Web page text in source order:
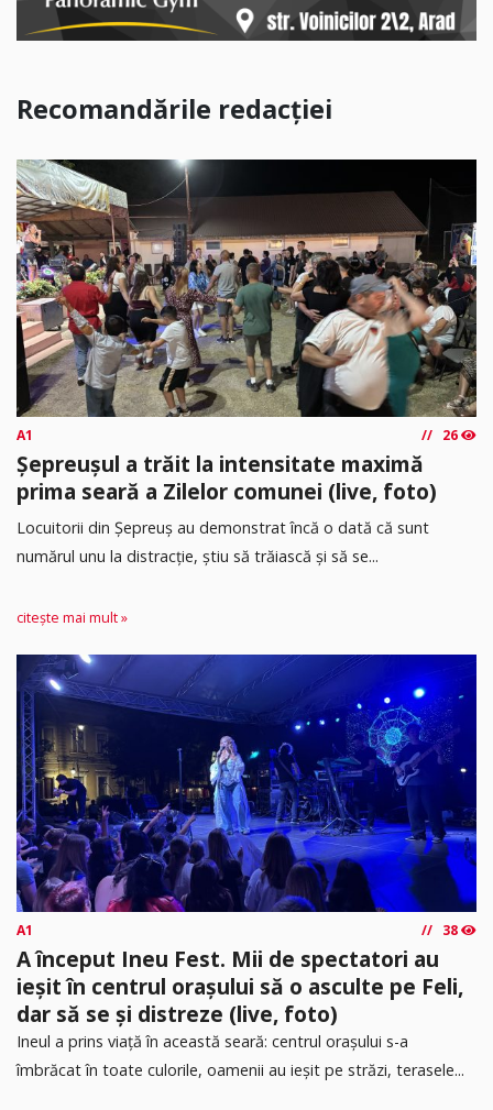
Recomandările redacției
A1 26
Șepreușul a trăit la intensitate maximă
prima seară a Zilelor comunei (live, foto)
Locuitorii din Șepreuș au demonstrat încă o dată că sunt
numărul unu la distracție, știu să trăiască și să se...
citește mai mult »
A1 38
A început Ineu Fest. Mii de spectatori au
ieșit în centrul orașului să o asculte pe Feli,
dar să se și distreze (live, foto)
Ineul a prins viață în această seară: centrul orașului s-a
îmbrăcat în toate culorile, oamenii au ieșit pe străzi, terasele...